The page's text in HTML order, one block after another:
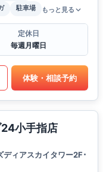
駐車場 もっと見る
定休日
毎週月曜日
体験・相談予約
小手指店
ィアスカイタワー2F･